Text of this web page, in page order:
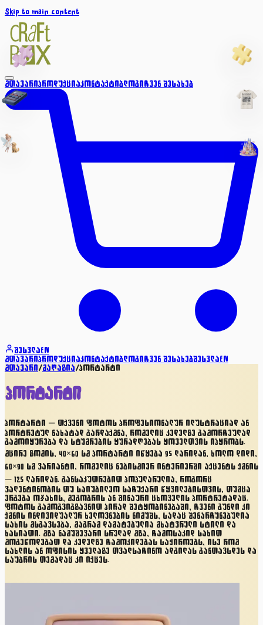
Skip to main content
მთავარიპროდუქციაკონტაქტიბლოგიჩვენ შესახებ
შესვლაEN
მთავარიპროდუქციაკონტაქტიბლოგიჩვენ შესახებშესვლაEN
მთავარი/მაღაზია/პორტარტი
პორტარტი
პორტარტი — თქვენი ფოტოს პროფესიონალურ ილუსტრაციად ან
პორტრეტულ ნახატად გარდაქმნა, რომელიც კედელზე გამორჩეულად
გამოიყურება და სტუმრების ყურადღებას ყოველთვის იპყრობს.
მცირე ზომის, 40×60 სმ პორტარტი იწყება 95 ლარიდან, ხოლო დიდი,
60×90 სმ ვარიანტი, რომელიც ნებისმიერ ინტერიერში აქცენტს ქმნის
— 125 ლარიდან. განსაკუთრებით პოპულარულია, როგორც
ვალენტინობის თუ საიუბილეო საჩუქარი წყვილებისთვის, თუმცა
ერგება ოჯახის, მეგობრის ან შინაური ცხოველის პორტრეტადაც.
ფოტოს გამოგვიგზავნით პირად შეტყობინებაში, ჩვენი გუნდი კი
ქმნის ინდივიდუალურ ხელოვნების ნიმუშს, სადაც შენარჩუნებულია
სახის მსგავსება, მაგრამ დამატებულია მხატვრული სტილი და
ხასიათი. მზა ნამუშევარი სრულად მზა, ჩამოსაკიდ სახით
მოგეწოდებათ და კედელზე ჩამოკიდებას საჭიროებს, ისე რომ
სახლის ან ოფისის ყველაზე თვალსაჩინო ადგილას განთავსდეს და
საუბრის თემადაც კი იქცეს.